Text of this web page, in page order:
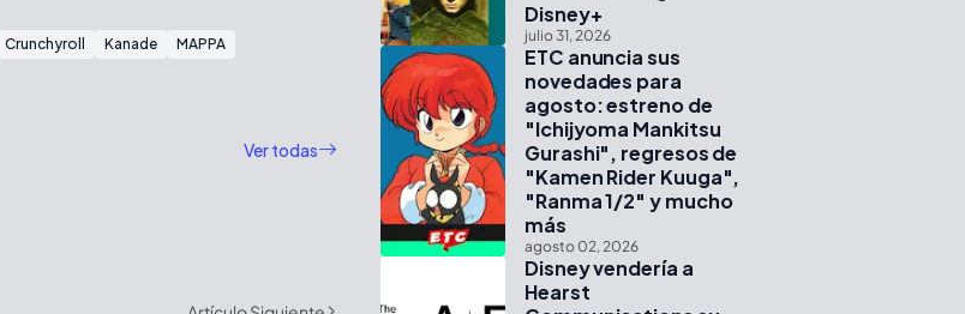
Crunchyroll Kanade MAPPA
Ver todas
Disney+
julio 31, 2026
ETC anuncia sus
novedades para
agosto: estreno de
"Ichijyoma Mankitsu
Gurashi", regresos de
"Kamen Rider Kuuga",
"Ranma 1/2" y mucho
más
agosto 02, 2026
Disney vendería a
Hearst